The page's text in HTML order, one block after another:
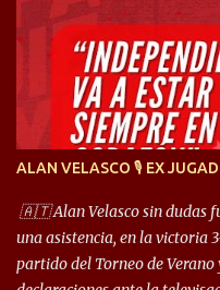
mucho. Me favorece por la
ayudó a que me adapte”.
gusta mucho jugar de 9, y
también. Jugar de 9 y de
me gusta jugar por fuera,
encarar, de enganchar. Pero
arco y tengo más
comentó: “Cuando juego de
cuand...
ALAN VELASCO 🎙 EX
🇦🇹 Alan Velasco sin dudas
una asistencia, en la victoria
partido del Torneo de